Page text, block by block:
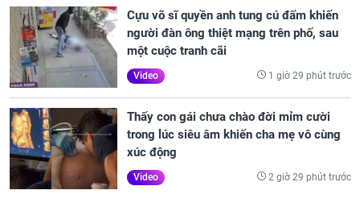
Cựu võ sĩ quyền anh tung cú đấm khiến
người đàn ông thiệt mạng trên phố, sau
một cuộc tranh cãi
Video 1 giờ 29 phút trước
Thấy con gái chưa chào đời mỉm cười
trong lúc siêu âm khiến cha mẹ vô cùng
xúc động
Video 2 giờ 29 phút trước